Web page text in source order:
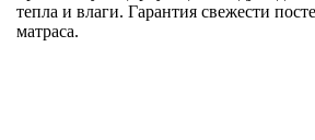
тепла и влаги. Гарантия свежести
матраса.